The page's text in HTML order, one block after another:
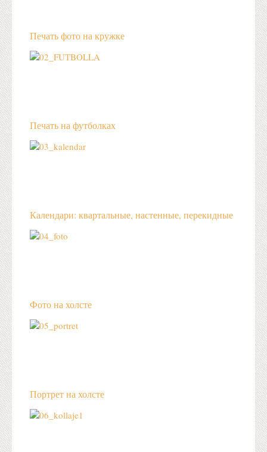
Печать фото на кружке
Печать на футболках
Календари: квартальные, настенные, перекидные
Фото на холсте
Портрет на холсте